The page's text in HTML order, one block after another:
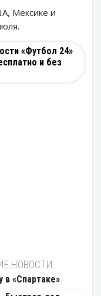
Мексике и
«Футбол 24»
и без
НОВОСТИ
«Спартаке»